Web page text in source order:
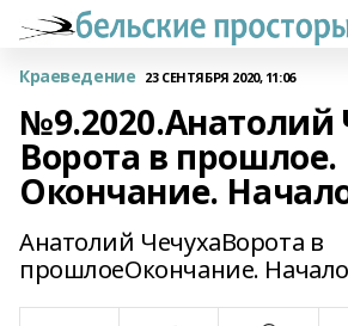
Краеведение 23 СЕНТЯБРЯ 2020, 11:06
№9.2020.Анатолий
Ворота в прошлое.
Окончание.
Анатолий ЧечухаВорота в
прошлоеОкончание.